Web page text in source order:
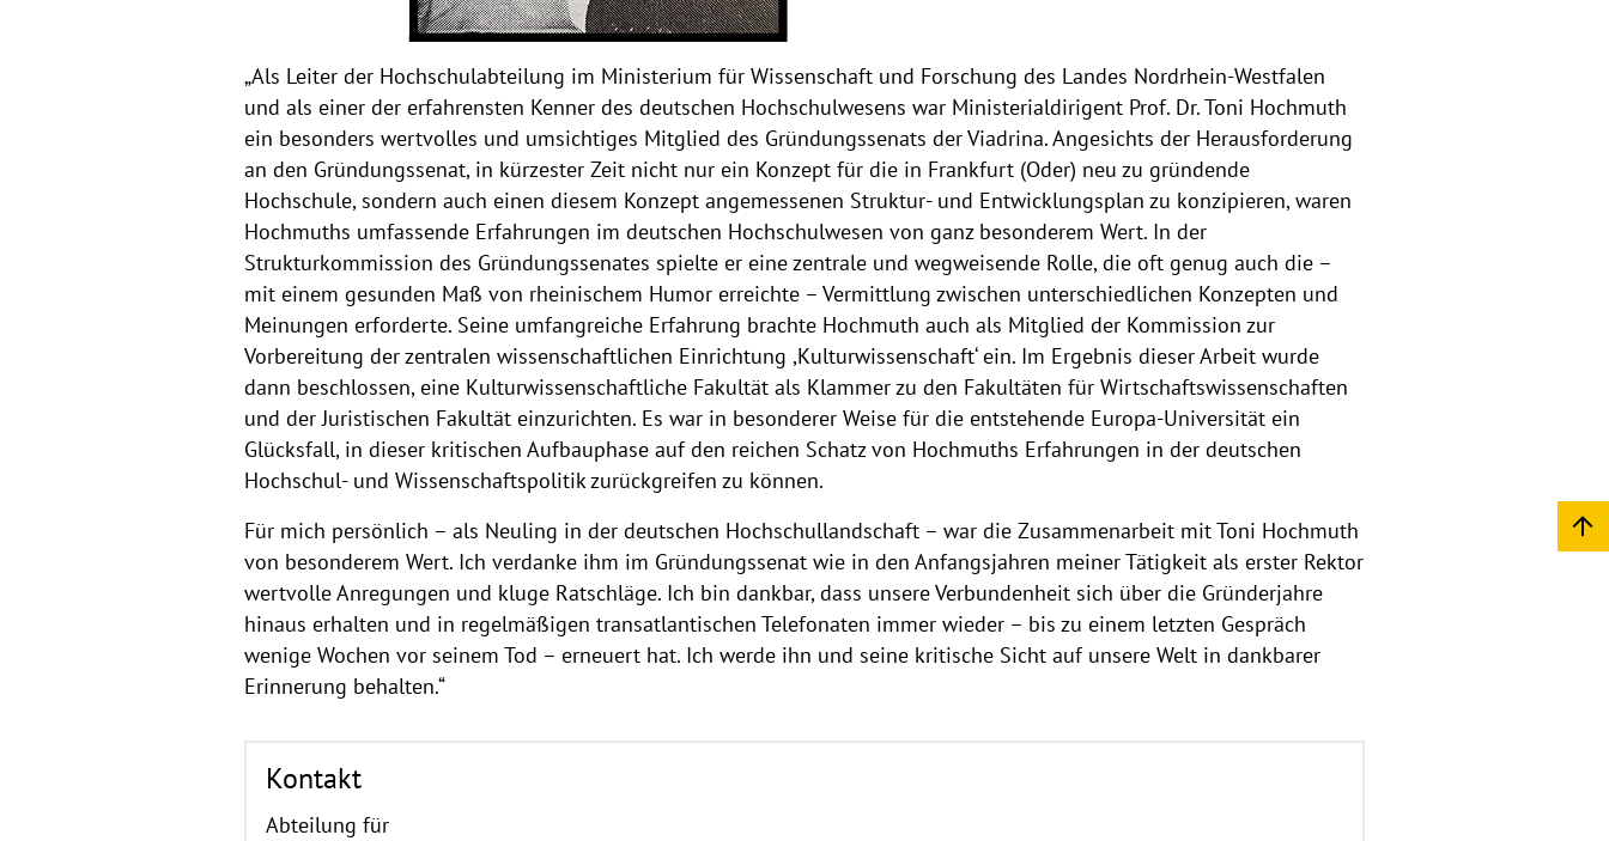
„Als Leiter der Hochschulabteilung im Ministerium für Wissenschaft und Forschung des Landes Nordrhein-Westfalen
und als einer der erfahrensten Kenner des deutschen Hochschulwesens war Ministerialdirigent Prof. Dr. Toni Hochmuth
ein besonders wertvolles und umsichtiges Mitglied des Gründungssenats der Viadrina. Angesichts der Herausforderung
an den Gründungssenat, in kürzester Zeit nicht nur ein Konzept für die in Frankfurt (Oder) neu zu gründende
Hochschule, sondern auch einen diesem Konzept angemessenen Struktur- und Entwicklungsplan zu konzipieren, waren
Hochmuths umfassende Erfahrungen im deutschen Hochschulwesen von ganz besonderem Wert. In der
Strukturkommission des Gründungssenates spielte er eine zentrale und wegweisende Rolle, die oft genug auch die –
mit einem gesunden Maß von rheinischem Humor erreichte – Vermittlung zwischen unterschiedlichen Konzepten und
Meinungen erforderte. Seine umfangreiche Erfahrung brachte Hochmuth auch als Mitglied der Kommission zur
Vorbereitung der zentralen wissenschaftlichen Einrichtung ,Kulturwissenschaft‘ ein. Im Ergebnis dieser Arbeit wurde
dann beschlossen, eine Kulturwissenschaftliche Fakultät als Klammer zu den Fakultäten für Wirtschaftswissenschaften
und der Juristischen Fakultät einzurichten. Es war in besonderer Weise für die entstehende Europa-Universität ein
Glücksfall, in dieser kritischen Aufbauphase auf den reichen Schatz von Hochmuths Erfahrungen in der deutschen
Hochschul- und Wissenschaftspolitik zurückgreifen zu können.
Für mich persönlich – als Neuling in der deutschen Hochschullandschaft – war die Zusammenarbeit mit Toni Hochmuth
von besonderem Wert. Ich verdanke ihm im Gründungssenat wie in den Anfangsjahren meiner Tätigkeit als erster Rektor
wertvolle Anregungen und kluge Ratschläge. Ich bin dankbar, dass unsere Verbundenheit sich über die Gründerjahre
hinaus erhalten und in regelmäßigen transatlantischen Telefonaten immer wieder – bis zu einem letzten Gespräch
wenige Wochen vor seinem Tod – erneuert hat. Ich werde ihn und seine kritische Sicht auf unsere Welt in dankbarer
Erinnerung behalten.“
Kontakt
Abteilung für